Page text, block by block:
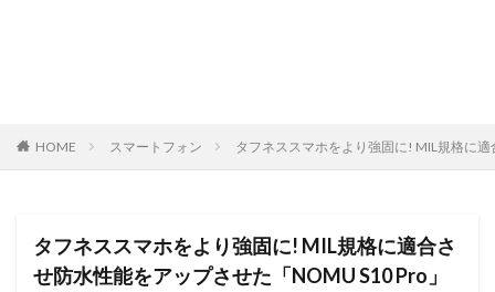
HOME スマートフォン タフネススマホをより強固に! MIL規格に
タフネススマホをより強固に! MIL規格に適合さ
せ防水性能をアップさせた「NOMU S10 Pro」